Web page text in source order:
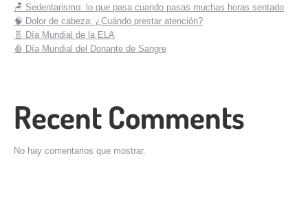
🪑 Sedentarismo: lo que pasa cuando pasas muchas horas sentado
🧠 Dolor de cabeza: ¿Cuándo prestar atención?
🧬 Día Mundial de la ELA
🩸 Día Mundial del Donante de Sangre
Recent Comments
No hay comentarios que mostrar.